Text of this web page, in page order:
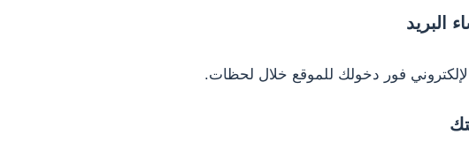
البريد
الإلكتروني فور دخولك للموقع خلال لحظات.